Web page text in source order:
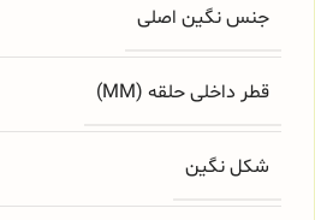
جنس نگین اصلی
قطر داخلی حلقه (MM)
شکل نگین